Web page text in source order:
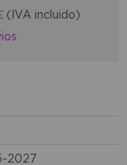
(IVA incluido)
2027